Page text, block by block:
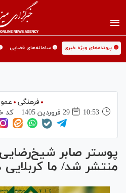
🟡 پرونده‌های ویژه خبری 🟡 سامانه‌های قضایی
فرهنگی
10:53
29 فروردين 1405 کد
پوستر صابر شیخ‌رضایی
منتشر شد/ ما